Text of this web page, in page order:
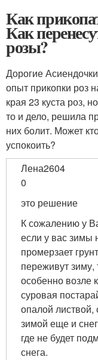
Как
Как
розы?
Дорогие
опыт прикопки роз
края 23 куста роз,
то и дело, решила
них болит. Может
успокоить?
Лена2604
0
это решение
К сожалению у
если у вас зимы
промерзает
переживут зиму,
особенно возле
суровая
опалой
зимой еще и
где не будет
снега.